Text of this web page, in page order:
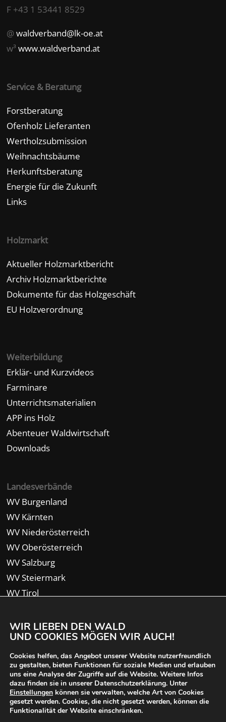
F +43 1 53441 8529
@waldverband@lk-oe.at
w³www.waldverband.at
Service & Beratung
Forstberatung
Ofenholz Lieferanten
Wertholzsubmission
Weihnachtsbäume
Herkunftsberatung
Energie für die Zukunft
Links
Holzmarkt
Aktueller Holzmarktbericht
Archiv Holzmarktberichte
Dokumente für das Holzgeschäft
EU Holzverordnung
Weiterbildung
Erklär- und Kurzvideos
Farminare
Unterrichtsmaterialien
APP ins Holz
Abenteuer Waldwirtschaft
Downloads
Landesverbände
WV Burgenland
WV Kärnten
WV Niederösterreich
WV Oberösterreich
WV Salzburg
WV Steiermark
WV Tirol
WIR LIEBEN DEN WALD
UND COOKIES MÖGEN WIR AUCH!
Cookies helfen, das Angebot unserer Website nutzerfreundlich
zu gestalten, bieten Funktionen für soziale Medien und erlauben
uns eine Analyse der Zugriffe auf die Website. Weitere Infos
dazu finden sie in unserer Datenschutzerklärung. Unter
Einstellungen können sie verwalten, welche Art von Cookies
gesetzt werden. Cookies, die nicht gesetzt werden, können die
Funktionalität der Website einschränken.